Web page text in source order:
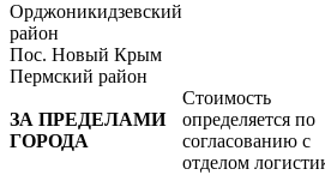
Орджоникидзевский
район
Пос. Новый Крым
Пермский район
ЗА ПРЕДЕЛАМИ
ГОРОДА
Стоимость
определяется по
согласованию с
отделом